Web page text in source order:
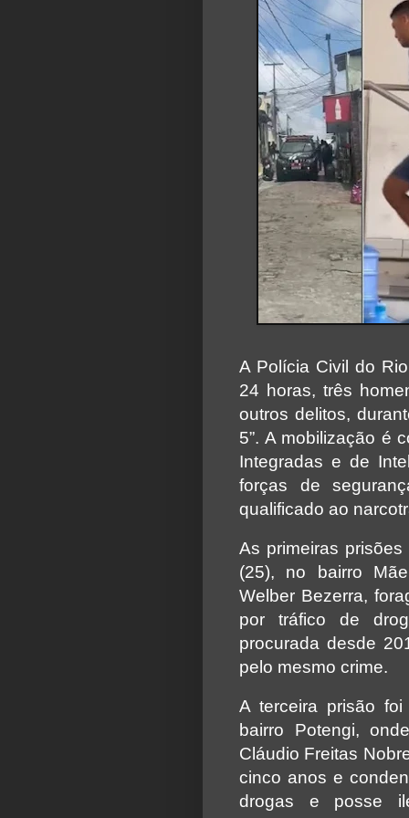
A Polícia Civil do
24 horas, três
outros delitos,
5”. A mobilização é
Integradas e de
forças de
qualificado ao
As primeiras
(25), no bairro
Welber Bezerra,
por tráfico de
procurada desde
pelo mesmo crime.
A terceira prisão
bairro Potengi,
Cláudio Freitas
cinco anos e
drogas e posse